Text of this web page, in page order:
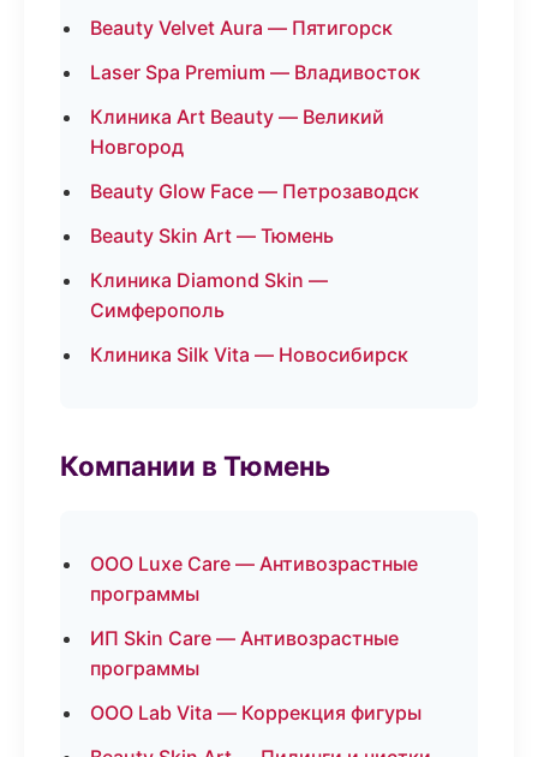
Beauty Velvet Aura — Пятигорск
Laser Spa Premium — Владивосток
Клиника Art Beauty — Великий
Новгород
Beauty Glow Face — Петрозаводск
Beauty Skin Art — Тюмень
Клиника Diamond Skin —
Симферополь
Клиника Silk Vita — Новосибирск
Компании в Тюмень
ООО Luxe Care — Антивозрастные
программы
ИП Skin Care — Антивозрастные
программы
ООО Lab Vita — Коррекция фигуры